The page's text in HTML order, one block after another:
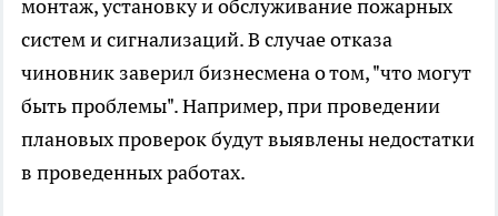
монтаж, установку и обслуживание пожарных
систем и сигнализаций. В случае отказа
чиновник заверил бизнесмена о том, "что могут
быть проблемы". Например, при проведении
плановых проверок будут выявлены недостатки
в проведенных работах.